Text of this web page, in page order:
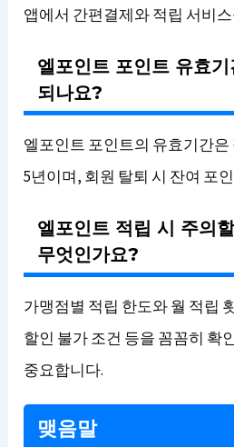
앱에서 간편결제와 적립 서비
엘포인트 포인트 유효
되나요?
엘포인트 포인트의 유효기간은
5년이며, 회원 탈퇴 시 잔여 포
엘포인트 적립 시 주의
무엇인가요?
가맹점별 적립 한도와 월 적립
할인 불가 조건 등을 꼼꼼히 확
중요합니다.
맺음말